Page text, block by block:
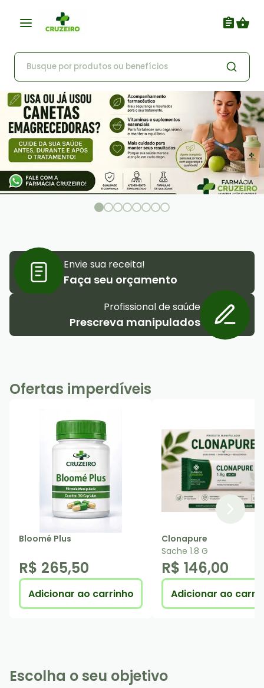
Envie sua receita!
Faça seu orçamento
Profissional de saúde
Prescreva manipulados
Ofertas imperdíveis
Bloomé Plus
R$ 265,50
Adicionar ao carrinho
Clonapure
Sache 1.8 G
R$ 146,00
Adicionar ao
Escolha o seu objetivo